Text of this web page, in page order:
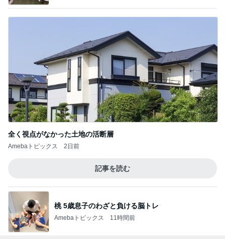
全く視点がなかった土地の活断層
Amebaトピックス 2日前
記事を読む
桃 5歳息子のわざと負ける脳トレ
Amebaトピックス 11時間前